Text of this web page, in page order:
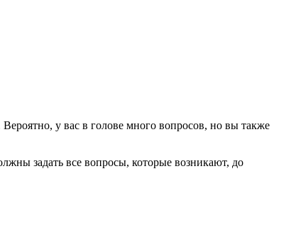
у вас в голове много вопросов, но вы также
задать все вопросы, которые возникают, до